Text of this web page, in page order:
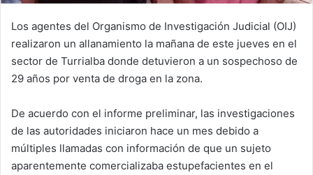
Los agentes del Organismo de Investigación Judicial (OIJ)
realizaron un allanamiento la mañana de este jueves en el
sector de Turrialba donde detuvieron a un sospechoso de
29 años por venta de droga en la zona.
De acuerdo con el informe preliminar, las investigaciones
de las autoridades iniciaron hace un mes debido a
múltiples llamadas con información de que un sujeto
aparentemente comercializaba estupefacientes en el